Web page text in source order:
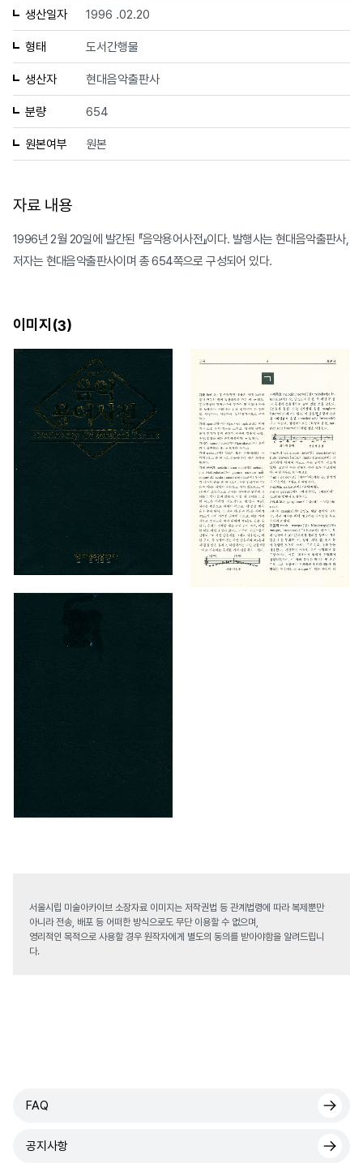
생산일자 1996 .02.20
형태 도서간행물
생산자 현대음악출판사
분량 654
원본여부 원본
자료 내용
1996년 2월 20일에 발간된 『음악용어사전』이다. 발행사는 현대음악출판사,
저자는 현대음악출판사이며 총 654쪽으로 구성되어 있다.
이미지(3)
서울시립 미술아카이브 소장자료 이미지는 저작권법 등 관계법령에 따라 복제뿐만
아니라 전송, 배포 등 어떠한 방식으로도 무단 이용할 수 없으며,
영리적인 목적으로 사용할 경우 원작자에게 별도의 동의를 받아야함을 알려드립니
다.
FAQ
공지사항